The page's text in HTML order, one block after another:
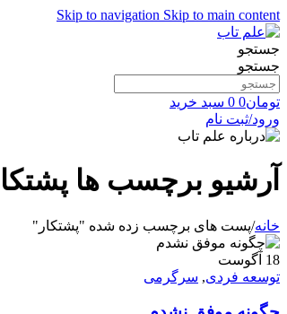
Skip to navigation Skip to main content
جستجو
جستجو
تومان0
0 سبد خرید
ورود/ثبت نام
آرشیو برچسب ها
خانه/پست های برچسب زده شده "پشتکار"
18 آگوست
توسعه فردی, سرگرمی